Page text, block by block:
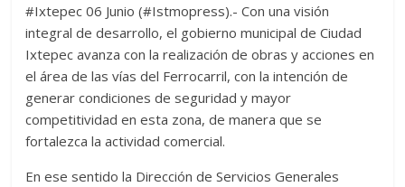
#Ixtepec 06 Junio (#Istmopress).- Con una visión
integral de desarrollo, el gobierno municipal de Ciudad
Ixtepec avanza con la realización de obras y acciones en
el área de las vías del Ferrocarril, con la intención de
generar condiciones de seguridad y mayor
competitividad en esta zona, de manera que se
fortalezca la actividad comercial.
En ese sentido la Dirección de Servicios Generales